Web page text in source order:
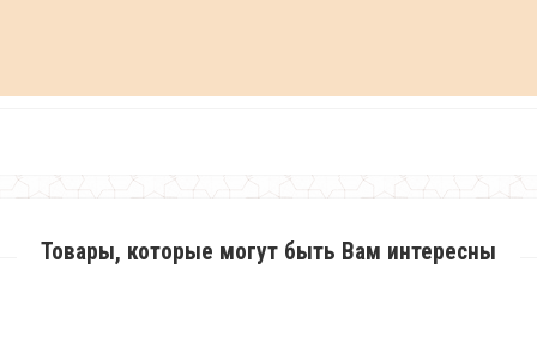
Товары, которые могут быть Вам интересны